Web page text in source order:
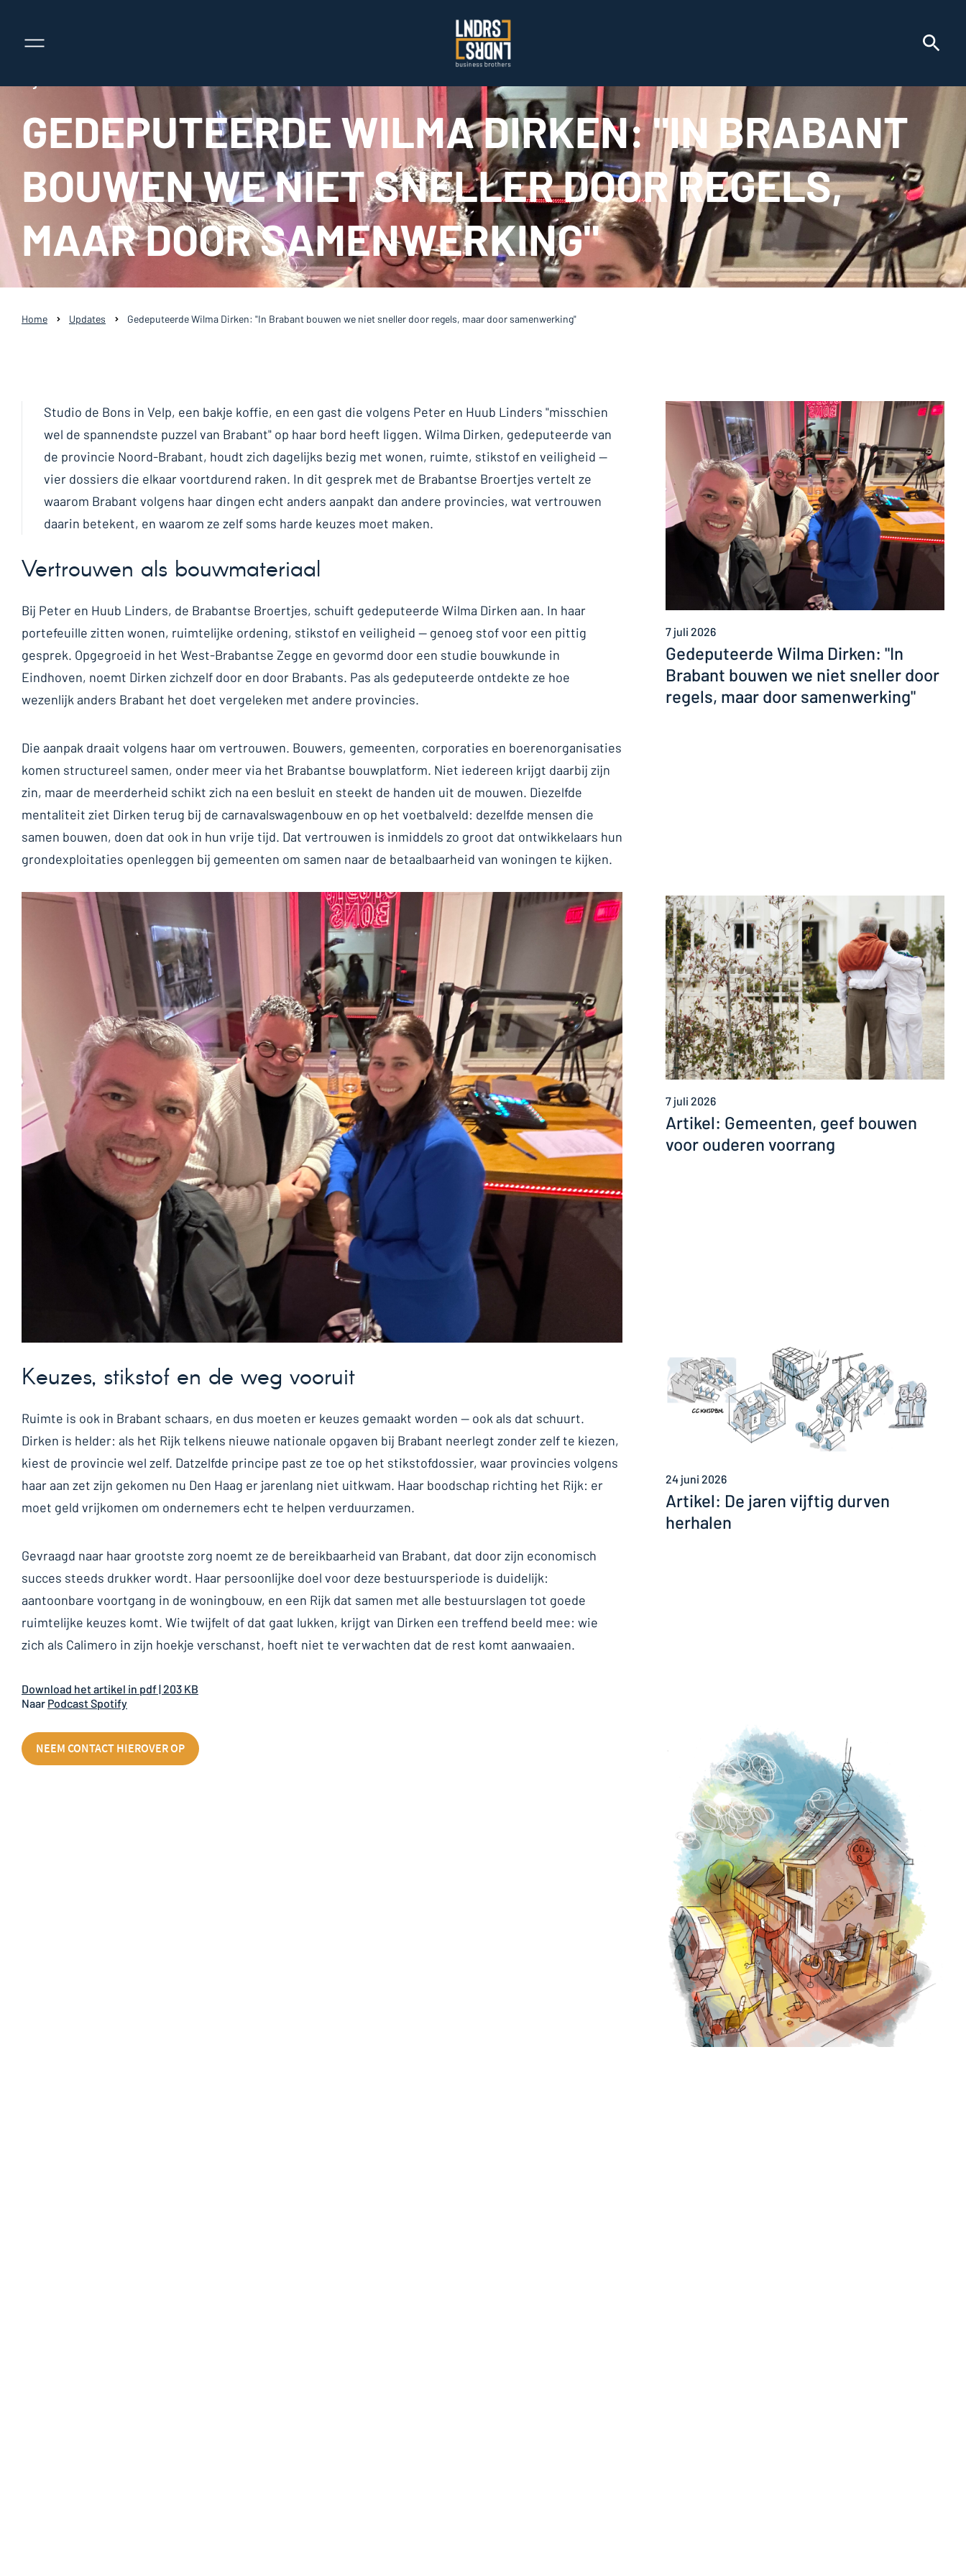
GEDEPUTEERDE WILMA DIRKEN: "IN BRABANT
BOUWEN WE NIET SNELLER DOOR REGELS,
MAAR DOOR SAMENWERKING"
Home Updates Gedeputeerde Wilma Dirken: "In Brabant bouwen we niet sneller door regels, maar door samenwerking"
Studio de Bons in Velp, een bakje koffie, en een gast die volgens Peter en Huub Linders "misschien
wel de spannendste puzzel van Brabant" op haar bord heeft liggen. Wilma Dirken, gedeputeerde van
de provincie Noord-Brabant, houdt zich dagelijks bezig met wonen, ruimte, stikstof en veiligheid —
vier dossiers die elkaar voortdurend raken. In dit gesprek met de Brabantse Broertjes vertelt ze
waarom Brabant volgens haar dingen echt anders aanpakt dan andere provincies, wat vertrouwen
daarin betekent, en waarom ze zelf soms harde keuzes moet maken.
Vertrouwen als bouwmateriaal
Bij Peter en Huub Linders, de Brabantse Broertjes, schuift gedeputeerde Wilma Dirken aan. In haar
portefeuille zitten wonen, ruimtelijke ordening, stikstof en veiligheid — genoeg stof voor een pittig
gesprek. Opgegroeid in het West-Brabantse Zegge en gevormd door een studie bouwkunde in
Eindhoven, noemt Dirken zichzelf door en door Brabants. Pas als gedeputeerde ontdekte ze hoe
wezenlijk anders Brabant het doet vergeleken met andere provincies.
Die aanpak draait volgens haar om vertrouwen. Bouwers, gemeenten, corporaties en boerenorganisaties
komen structureel samen, onder meer via het Brabantse bouwplatform. Niet iedereen krijgt daarbij zijn
zin, maar de meerderheid schikt zich na een besluit en steekt de handen uit de mouwen. Diezelfde
mentaliteit ziet Dirken terug bij de carnavalswagenbouw en op het voetbalveld: dezelfde mensen die
samen bouwen, doen dat ook in hun vrije tijd. Dat vertrouwen is inmiddels zo groot dat ontwikkelaars hun
grondexploitaties openleggen bij gemeenten om samen naar de betaalbaarheid van woningen te kijken.
Keuzes, stikstof en de weg vooruit
Ruimte is ook in Brabant schaars, en dus moeten er keuzes gemaakt worden — ook als dat schuurt.
Dirken is helder: als het Rijk telkens nieuwe nationale opgaven bij Brabant neerlegt zonder zelf te kiezen,
kiest de provincie wel zelf. Datzelfde principe past ze toe op het stikstofdossier, waar provincies volgens
haar aan zet zijn gekomen nu Den Haag er jarenlang niet uitkwam. Haar boodschap richting het Rijk: er
moet geld vrijkomen om ondernemers echt te helpen verduurzamen.
Gevraagd naar haar grootste zorg noemt ze de bereikbaarheid van Brabant, dat door zijn economisch
succes steeds drukker wordt. Haar persoonlijke doel voor deze bestuursperiode is duidelijk:
aantoonbare voortgang in de woningbouw, en een Rijk dat samen met alle bestuurslagen tot goede
ruimtelijke keuzes komt. Wie twijfelt of dat gaat lukken, krijgt van Dirken een treffend beeld mee: wie
zich als Calimero in zijn hoekje verschanst, hoeft niet te verwachten dat de rest komt aanwaaien.
Download het artikel in pdf | 203 KB
Naar Podcast Spotify
NEEM CONTACT HIEROVER OP
7 juli 2026
Gedeputeerde Wilma Dirken: "In
Brabant bouwen we niet sneller door
regels, maar door samenwerking"
7 juli 2026
Artikel: Gemeenten, geef bouwen
voor ouderen voorrang
24 juni 2026
Artikel: De jaren vijftig durven
herhalen